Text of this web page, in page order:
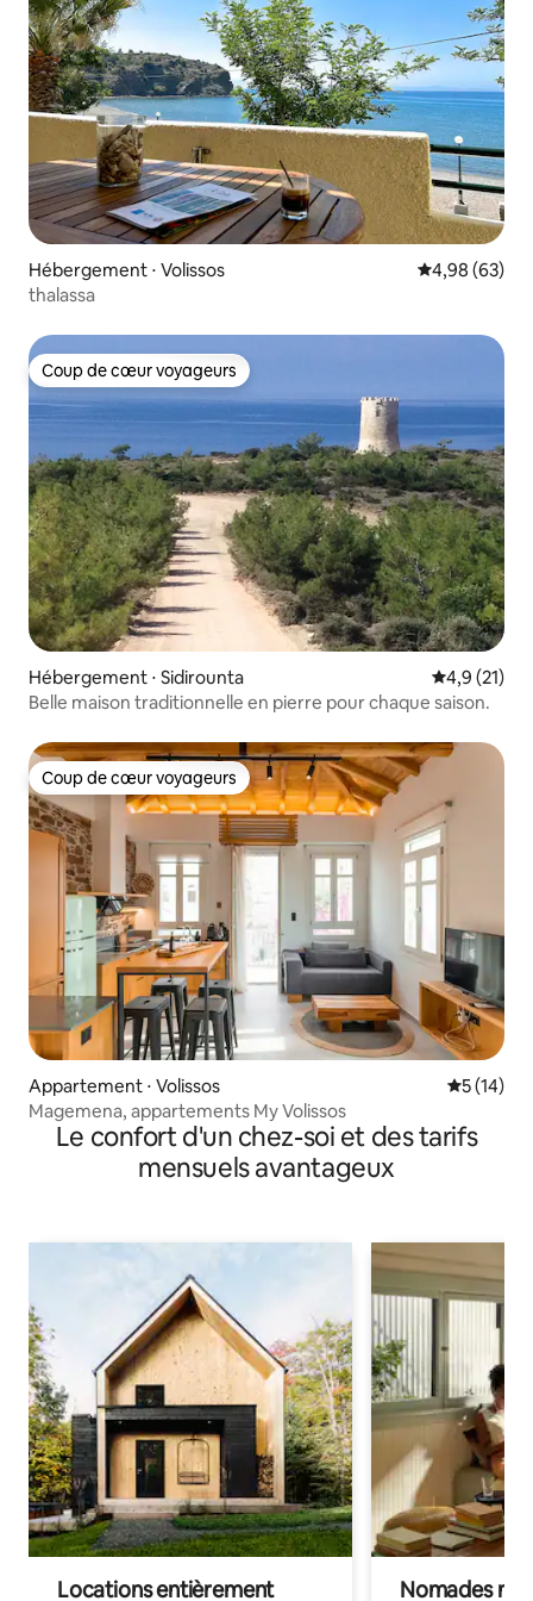
Hébergement ⋅ Volissos Évaluation
4,98 (63)
thalassa
Coup de cœur voyageurs
Coup de cœur voyageurs
Hébergement ⋅ Sidirounta Évaluation
4,9 (21)
Belle maison traditionnelle en pierre pour chaque saison.
Coup de cœur voyageurs
Coup de cœur voyageurs
Appartement ⋅ Volissos
5 (14)
Magemena, appartements My Volissos
Le confort d'un chez-soi et des tarifs
mensuels avantageux
Locations entièrement Nomades